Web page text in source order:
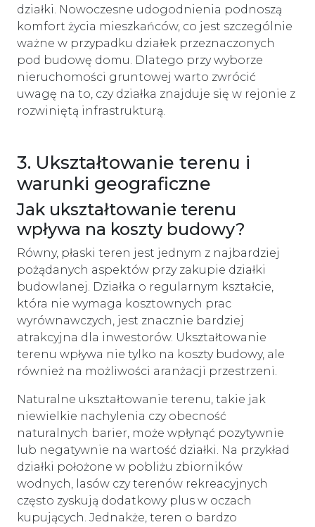
działki. Nowoczesne udogodnienia podnoszą
komfort życia mieszkańców, co jest szczególnie
ważne w przypadku działek przeznaczonych
pod budowę domu. Dlatego przy wyborze
nieruchomości gruntowej warto zwrócić
uwagę na to, czy działka znajduje się w rejonie z
rozwiniętą infrastrukturą.
3. Ukształtowanie terenu i
warunki geograficzne
Jak ukształtowanie terenu
wpływa na koszty budowy?
Równy, płaski teren jest jednym z najbardziej
pożądanych aspektów przy zakupie działki
budowlanej. Działka o regularnym kształcie,
która nie wymaga kosztownych prac
wyrównawczych, jest znacznie bardziej
atrakcyjna dla inwestorów. Ukształtowanie
terenu wpływa nie tylko na koszty budowy, ale
również na możliwości aranżacji przestrzeni.
Naturalne ukształtowanie terenu, takie jak
niewielkie nachylenia czy obecność
naturalnych barier, może wpłynąć pozytywnie
lub negatywnie na wartość działki. Na przykład
działki położone w pobliżu zbiorników
wodnych, lasów czy terenów rekreacyjnych
często zyskują dodatkowy plus w oczach
kupujących. Jednakże, teren o bardzo